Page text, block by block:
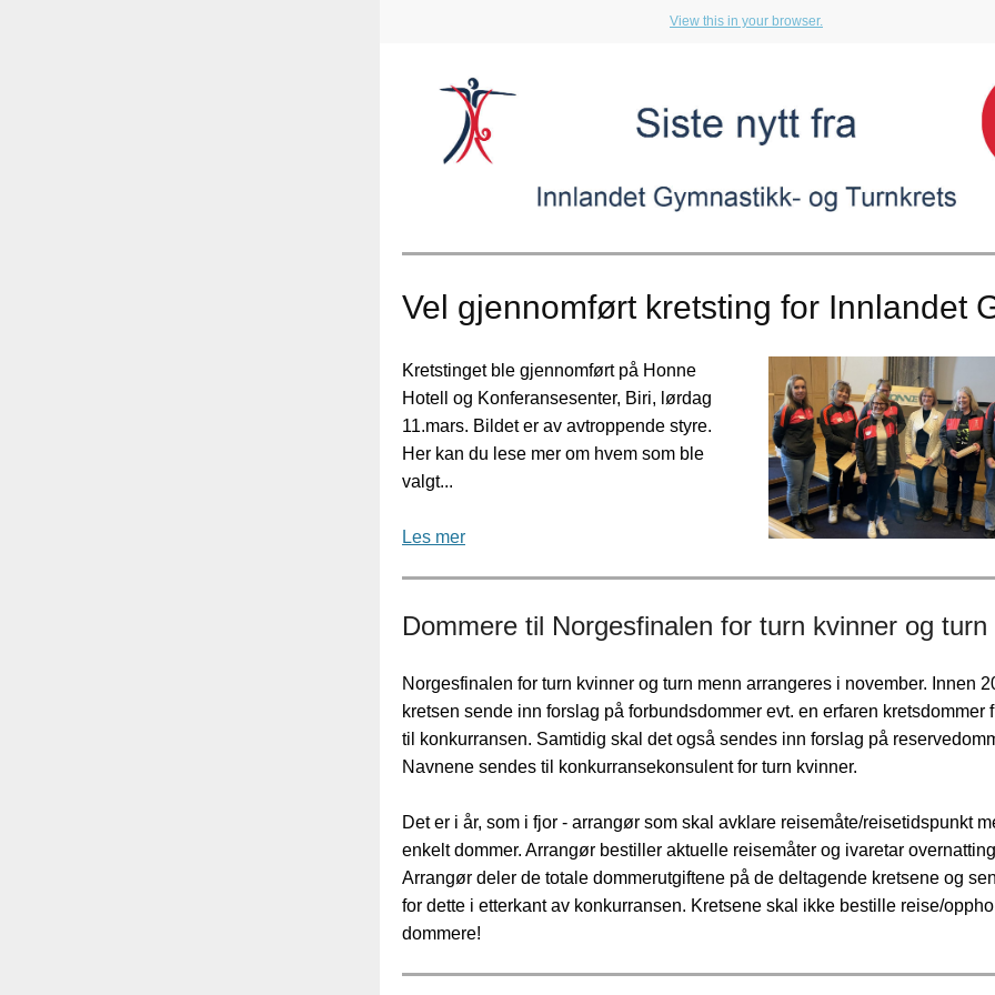
View this in your browser.
Vel gjennomført kretsting for Innlandet
Kretstinget ble gjennomført på Honne
Hotell og Konferansesenter, Biri, lørdag
11.mars. Bildet er av avtroppende styre.
Her kan du lese mer om hvem som ble
valgt...
Les mer
Dommere til Norgesfinalen for turn kvinner og turn
Norgesfinalen for turn kvinner og turn menn arrangeres i november. Innen
kretsen sende inn forslag på forbundsdommer evt. en erfaren kretsdommer
til konkurransen. Samtidig skal det også sendes inn forslag på
Navnene sendes til konkurransekonsulent for turn kvinner.
Det er i år, som i fjor - arrangør som skal avklare reisemåte/reisetidspunkt
enkelt dommer. Arrangør bestiller aktuelle reisemåter og ivaretar
Arrangør deler de totale dommerutgiftene på de deltagende kretsene og
for dette i etterkant av konkurransen. Kretsene skal ikke bestille reise/
dommere!